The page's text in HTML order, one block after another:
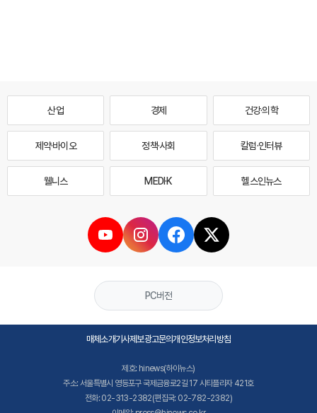
산업 경제 건강·의학
제약·바이오 정책·사회 칼럼·인터뷰
웰니스 MEDI·K 헬스인뉴스
PC버전
매체소개기사제보광고문의개인정보처리방침
제호: hinews(하이뉴스)
주소: 서울특별시 영등포구 국제금융로2길 17 시티플라자 421호
전화: 02-313-2382(편집국: 02-782-2382)